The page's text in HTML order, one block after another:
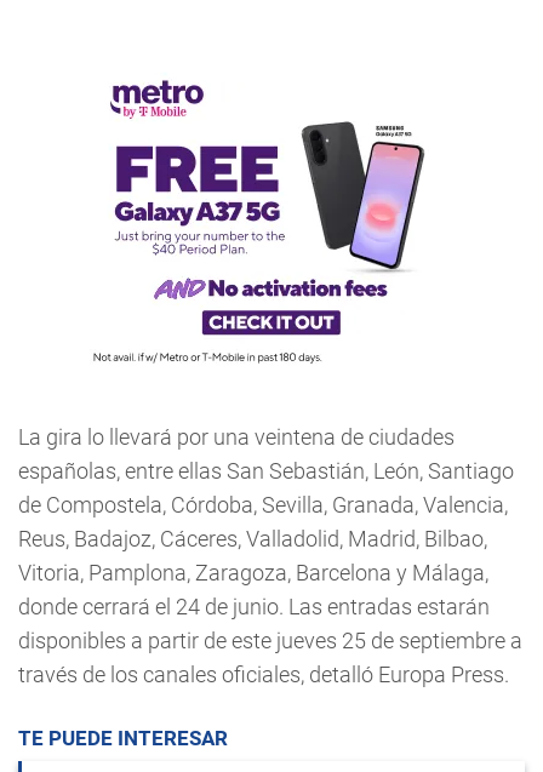
La gira lo llevará por una veintena de ciudades
españolas, entre ellas San Sebastián, León, Santiago
de Compostela, Córdoba, Sevilla, Granada, Valencia,
Reus, Badajoz, Cáceres, Valladolid, Madrid, Bilbao,
Vitoria, Pamplona, Zaragoza, Barcelona y Málaga,
donde cerrará el 24 de junio. Las entradas estarán
disponibles a partir de este jueves 25 de septiembre a
través de los canales oficiales, detalló Europa Press.
TE PUEDE INTERESAR